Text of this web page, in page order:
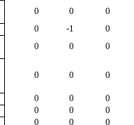
0 0
0
0 -1
0
0 0
0
0 0 0
0 0
0
0 0
0
0 0
0